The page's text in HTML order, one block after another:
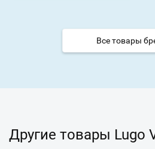
Все товары
Другие товары Lugo